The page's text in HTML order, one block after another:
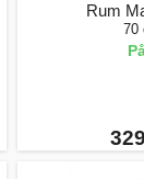
Rum
70